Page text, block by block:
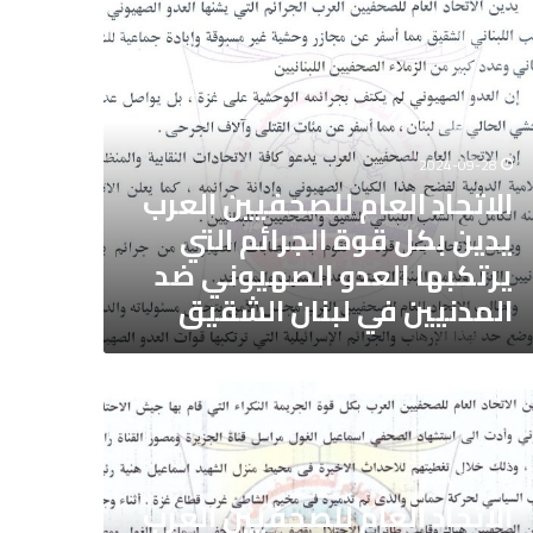
2024-09-28
الاتحاد العام للصحفيين العرب
يدين بكل قوة الجرائم التي
يرتكبها العدو الصهيوني ضد
المدنيين في لبنان الشقيق
2024-07-31
الاتحاد العام للصحفيين العرب